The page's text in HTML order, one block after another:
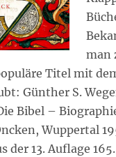
man
Titel mit
Günther S.
Bibel –
Wuppertal
der 13. Auflage